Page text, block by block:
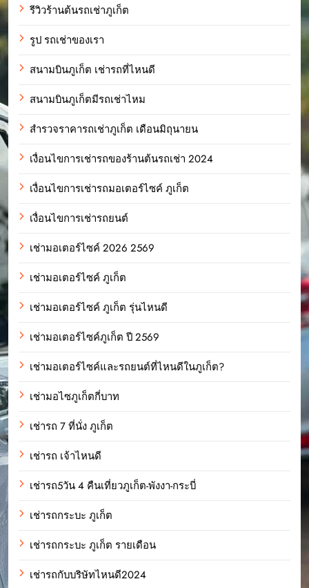
รีวิวร้านต้นรถเช่าภูเก็ต
รูป รถเช่าของเรา
สนามบินภูเก็ต เช่ารถที่ไหนดี
สนามบินภูเก็ตมีรถเช่าไหม
สำรวจราคารถเช่าภูเก็ต เดือนมิถุนายน
เงื่อนไขการเช่ารถของร้านต้นรถเช่า 2024
เงื่อนไขการเช่ารถมอเตอร์ไซค์ ภูเก็ต
เงื่อนไขการเช่ารถยนต์
เช่ามอเตอร์ไซค์ 2026 2569
เช่ามอเตอร์ไซค์ ภูเก็ต
เช่ามอเตอร์ไซค์ ภูเก็ต รุ่นไหนดี
เช่ามอเตอร์ไซค์ภูเก็ต ปี 2569
เช่ามอเตอร์ไซค์และรถยนต์ที่ไหนดีในภูเก็ต?
เช่ามอไซภูเก็ตกี่บาท
เช่ารถ 7 ที่นั่ง ภูเก็ต
เช่ารถ เจ้าไหนดี
เช่ารถ5วัน 4 คืนเที่ยวภูเก็ต-พังงา-กระบี่
เช่ารถกระบะ ภูเก็ต
เช่ารถกระบะ ภูเก็ต รายเดือน
เช่ารถกับบริษัทไหนดี2024